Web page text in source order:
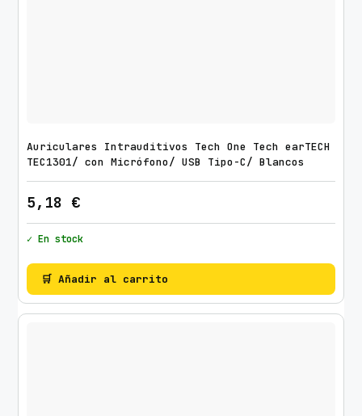
Auriculares Intrauditivos Tech One Tech earTECH
TEC1301/ con Micrófono/ USB Tipo-C/ Blancos
5,18 €
✓ En stock
🛒 Añadir al carrito